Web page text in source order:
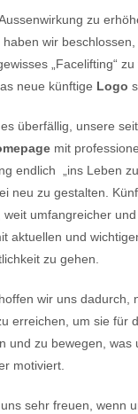
zu
wir
„Facelifting“ zu
neue künftige Logo
überfällig, unsere
mit
endlich „ins Leben
neu zu gestalten.
weit umfangreicher
aktuellen und
zu gehen.
wir uns dadurch,
erreichen, um sie für
und zu bewegen, was
motiviert.
sehr freuen, wenn